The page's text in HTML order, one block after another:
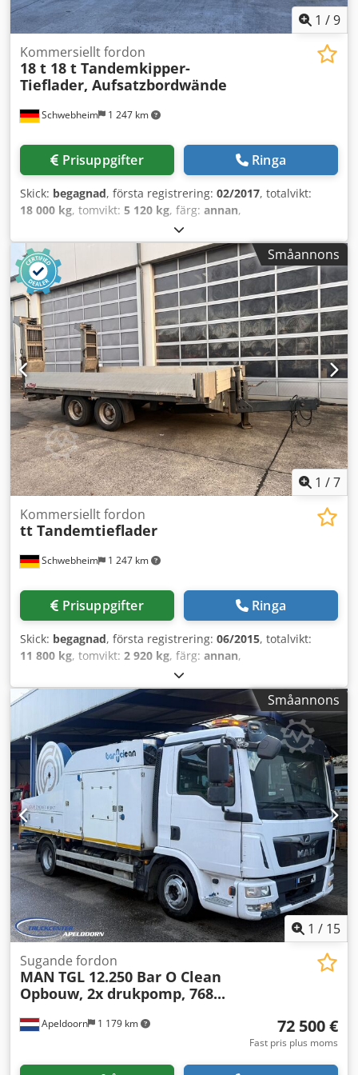
1 /9
Schwebheim 1 247 km
Kommersiellt fordon
18 t 18 t Tandemkipper-
Tieflader, Aufsatzbordwände
Prisuppgifter Ringa
Skick: begagnad, första registrering: 02/2017, totalvikt:
18 000 kg, tomvikt: 5 120 kg, färg: annan,
, växeltyp:
ingen, maximal lastvikt:12 880 kg, fjädring:annan,
lastutrymmets längd:5 700 mm, lastutrymmets bredd:
2 420 mm, däcksstorlek:435/50R19,5 160J,
framdäcksdimension: 435/50R19,5 160J, bakdäcksstorlek:
435/50R19,5 160J
, förarhytt:annan, Utrustning:ABS,
tryckluftsbroms, Sidohöjningslämmar, surröglor,
tilläggspris för ramper: 1.500 €, -- Tryckfel, reservation för
fel och ändringar, exempelbilder --, Fler uppgifter på: !,
Mer information: ! Crjdpfozqtx Eex Al Def
Småannons
1 /7
Schwebheim 1 247 km
Kommersiellt fordon
tt Tandemtieflader
Prisuppgifter Ringa
Skick: begagnad, första registrering: 06/2015, totalvikt:
11 800 kg, tomvikt: 2 920 kg, färg: annan,
, växeltyp:
ingen, maximal lastvikt:8 880 kg, fjädring:stål,
däcksstorlek:235/75 R17,5 143J
, framdäcksdimension:
235/75 R17,5 143J, bakdäcksstorlek:235/75 R17,5 143J
förarhytt:
annan , hjulbas:990 mm, Utrustning:ABS,
tryckluftsbroms, -- Med reservation för tryckfel,
felskrivningar och ändringar, exempelbilder --, Fler
uppgifter under: !, Fler detaljer: ! Csdpfjzqtwzjx Al Djrf
Småannons
1 / 15
Apeldoorn 1 179 km
Sugande fordon
MAN TGL 12.250 Bar O Clean
Opbouw, 2x drukpomp, 768...
72 500 €
Fast pris plus moms